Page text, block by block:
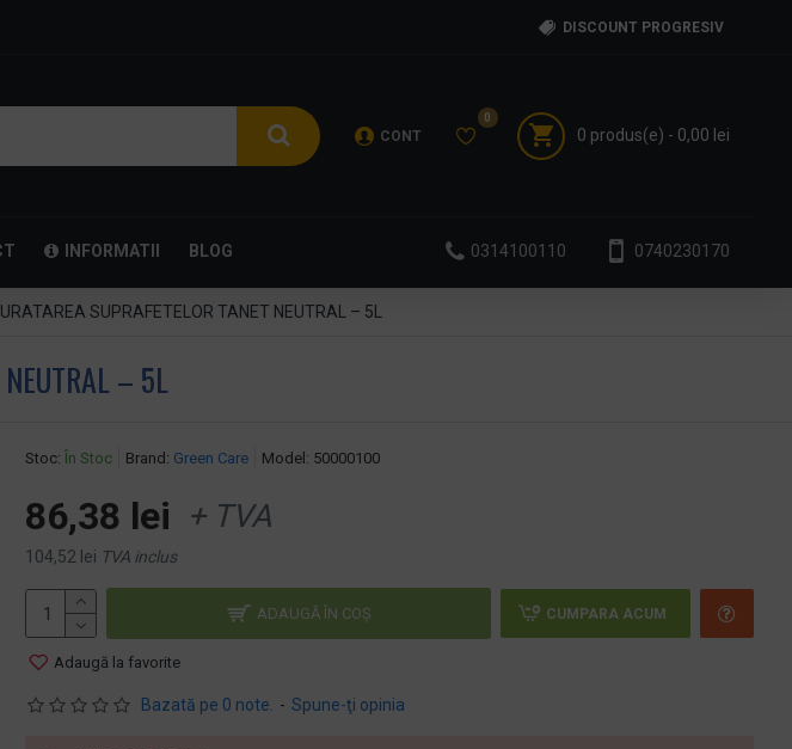
DISCOUNT PROGRESIV
CONT
0
0 produs(e) - 0,00 lei
INFORMATII BLOG 0314100110 0740230170
SUPRAFETELOR TANET NEUTRAL – 5L
NEUTRAL – 5L
Stoc: În Stoc Brand: Green Care Model: 50000100
Bazată pe 0 note. - Spune-ţi opinia
86,38 lei + TVA
104,52 lei TVA inclus
ADAUGĂ ÎN COŞ CUMPARA ACUM
Adaugă la favorite